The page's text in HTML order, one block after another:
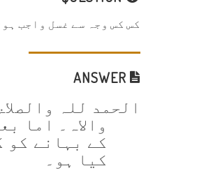
کس کس وجہ سے غسل واجب
الحمد للہ
والاہ۔ اما
کے بہانے کو
کیا ہو۔